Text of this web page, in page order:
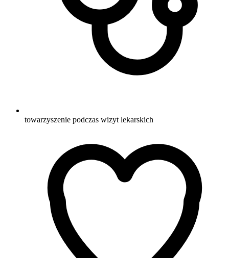
towarzyszenie podczas wizyt lekarskich